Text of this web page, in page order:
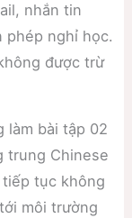
nhắn tin
phép nghỉ học.
được trừ
làm bài tập 02
trung Chinese
tục không
môi trường